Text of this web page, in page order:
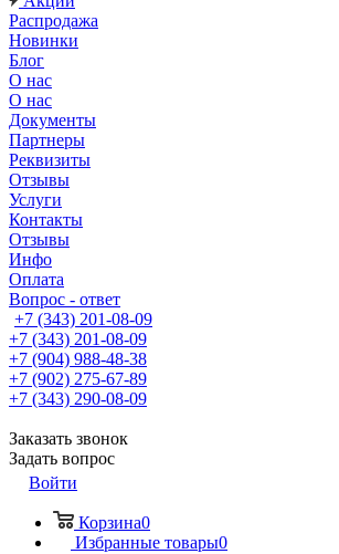
Распродажа
Новинки
Блог
О нас
О нас
Документы
Партнеры
Реквизиты
Отзывы
Услуги
Контакты
Отзывы
Инфо
Оплата
Вопрос - ответ
+7 (343) 201-08-09
+7 (343) 201-08-09
+7 (904) 988-48-38
+7 (902) 275-67-89
+7 (343) 290-08-09
Заказать звонок
Задать вопрос
Войти
Корзина0
Избранные товары0